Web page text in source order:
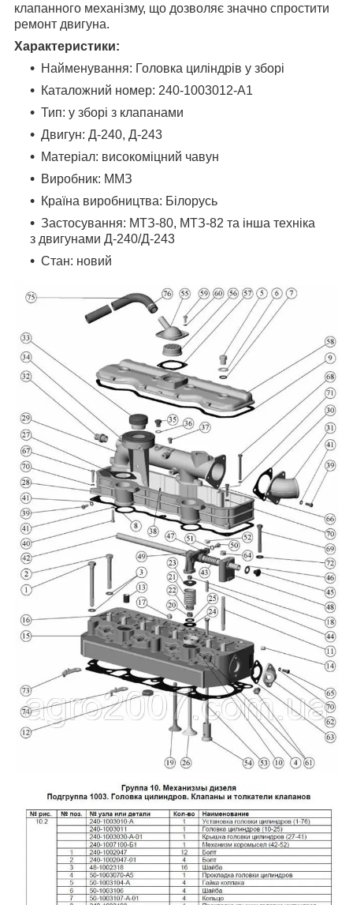
клапанного механізму, що дозволяє значно спростити
ремонт двигуна.
Характеристики:
Найменування: Головка циліндрів у зборі
Каталожний номер: 240-1003012-А1
Тип: у зборі з клапанами
Двигун: Д-240, Д-243
Матеріал: високоміцний чавун
Виробник: ММЗ
Країна виробництва: Білорусь
Застосування: МТЗ-80, МТЗ-82 та інша техніка
з двигунами Д-240/Д-243
Стан: новий